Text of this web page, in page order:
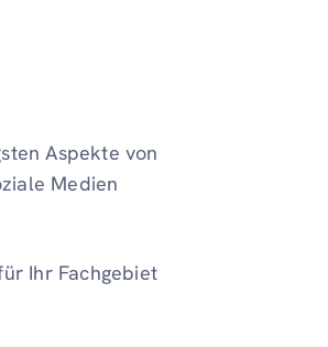
Aspekte von
Medien
Ihr Fachgebiet